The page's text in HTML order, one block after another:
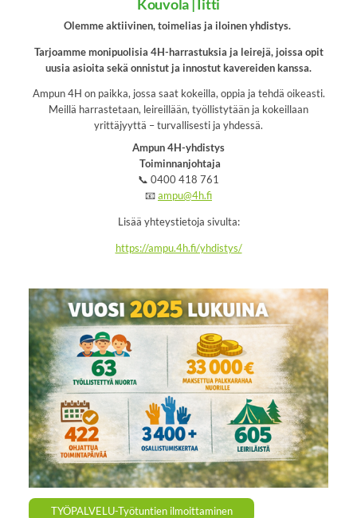
Kouvola | Iitti
Olemme aktiivinen, toimelias ja iloinen yhdistys.
Tarjoamme monipuolisia 4H-harrastuksia ja leirejä, joissa opit
uusia asioita sekä onnistut ja innostut kavereiden kanssa.
Ampun 4H on paikka, jossa saat kokeilla, oppia ja tehdä oikeasti.
Meillä harrastetaan, leireillään, työllistytään ja kokeillaan
yrittäjyyttä – turvallisesti ja yhdessä.
Ampun 4H-yhdistys
Toiminnanjohtaja
📞 0400 418 761
📧ampu@4h.fi
Lisää yhteystietoja sivulta:
https://ampu.4h.fi/yhdistys/
TYÖPALVELU-Työtuntien ilmoittaminen